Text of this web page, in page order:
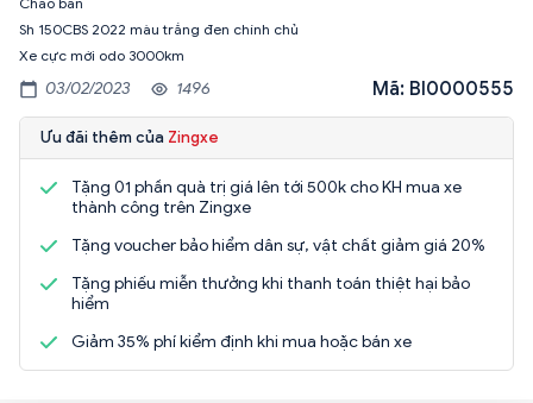
Sh 150CBS 2022 màu trắng đen chính chủ
03/02/2023 1496 Mã: BI0000555
Ưu đãi thêm của Zingxe
Tặng 01 phần quà trị giá lên tới 500k cho KH mua xe
thành công trên Zingxe
Tặng voucher bảo hiểm dân sự, vật chất giảm giá 20%
Tặng phiếu miễn thưởng khi thanh toán thiệt hại bảo
hiểm
Giảm 35% phí kiểm định khi mua hoặc bán xe